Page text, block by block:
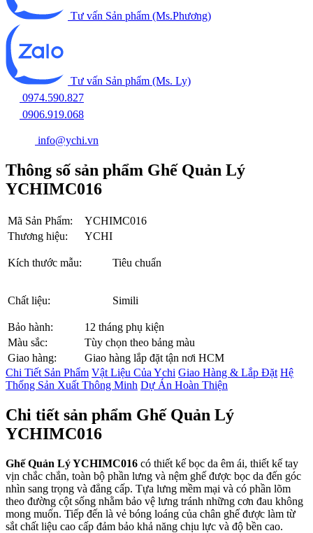
Tư vấn Sản phẩm (Ms.Phương)
Tư vấn Sản phẩm (Ms. Ly)
0974.590.827
0906.919.068
info@ychi.vn
Thông số sản phẩm Ghế Quản Lý
YCHIMC016
Mã Sản Phẩm:
YCHIMC016
Thương hiệu:
YCHI
Kích thước mẫu: Tiêu chuẩn
Chất liệu: Simili
Bảo hành:
12 tháng phụ kiện
Màu sắc:
Tùy chọn theo bảng màu
Giao hàng:
Giao hàng lắp đặt tận nơi HCM
Chi Tiết Sản Phẩm Vật Liệu Của Ychi Giao Hàng & Lắp Đặt Hệ
Thống Sản Xuất Thông Minh Dự Án Hoàn Thiện
Chi tiết sản phẩm Ghế Quản Lý
YCHIMC016
Ghế Quản Lý YCHIMC016 có thiết kế bọc da êm ái, thiết kế tay
vịn chắc chắn, toàn bộ phần lưng và nệm ghế được bọc da đến góc
nhìn sang trọng và đẳng cấp. Tựa lưng mềm mại và có phần lõm
theo đường cột sống nhằm bảo vệ lưng tránh những cơn đau không
mong muốn. Tiếp đến là vẻ bóng loáng của chân ghế được làm từ
sắt chất liệu cao cấp đảm bảo khả năng chịu lực và độ bền cao.